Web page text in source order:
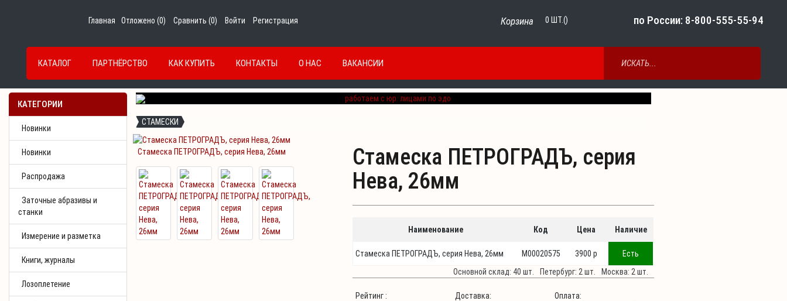
Главная Отложено (0) Сравнить (0) Войти Регистрация Корзина 0 ШТ.() по России: 8-800-555-55-94
КАТАЛОГ ПАРТНЁРСТВО КАК КУПИТЬ КОНТАКТЫ О НАС ВАКАНСИИ
КАТЕГОРИИ
Новинки
Новинки
Распродажа
Заточные абразивы и
станки
Измерение и разметка
Книги, журналы
Лозоплетение
Previous Next
СТАМЕСКИ
Стамеска ПЕТРОГРАДЪ, серия Нева, 26мм
Стамеска ПЕТРОГРАДЪ, серия
Нева, 26мм
Наименование Код Цена Наличие
Стамеска ПЕТРОГРАДЪ, серия Нева, 26мм М00020575 3900 p
Есть
Основной склад: 40 шт.
Петербург: 2 шт. Москва: 2 шт.
Рейтинг :
Доставка:
Оплата: